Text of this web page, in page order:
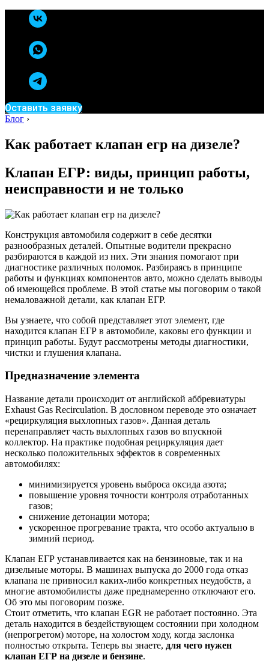
Оставить заявку
Блог ›
Как работает клапан егр на дизеле?
Клапан ЕГР: виды, принцип работы,
неисправности и не только
Конструкция автомобиля содержит в себе десятки
разнообразных деталей. Опытные водители прекрасно
разбираются в каждой из них. Эти знания помогают при
диагностике различных поломок. Разбираясь в принципе
работы и функциях компонентов авто, можно сделать выводы
об имеющейся проблеме. В этой статье мы поговорим о такой
немаловажной детали, как клапан ЕГР.
Вы узнаете, что собой представляет этот элемент, где
находится клапан ЕГР в автомобиле, каковы его функции и
принцип работы. Будут рассмотрены методы диагностики,
чистки и глушения клапана.
Предназначение элемента
Название детали происходит от английской аббревиатуры
Exhaust Gas Recirculation. В дословном переводе это означает
«рециркуляция выхлопных газов». Данная деталь
перенаправляет часть выхлопных газов во впускной
коллектор. На практике подобная рециркуляция дает
несколько положительных эффектов в современных
автомобилях:
минимизируется уровень выброса оксида азота;
повышение уровня точности контроля отработанных
газов;
снижение детонации мотора;
ускоренное прогревание тракта, что особо актуально в
зимний период.
Клапан ЕГР устанавливается как на бензиновые, так и на
дизельные моторы. В машинах выпуска до 2000 года отказ
клапана не привносил каких-либо конкретных неудобств, а
многие автомобилисты даже преднамеренно отключают его.
Об это мы поговорим позже.
Стоит отметить, что клапан EGR не работает постоянно. Эта
деталь находится в бездействующем состоянии при холодном
(непрогретом) моторе, на холостом ходу, когда заслонка
полностью открыта. Теперь вы знаете, для чего нужен
клапан ЕГР на дизеле и бензине.